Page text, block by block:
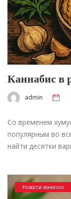
Каннабис в
admin
Со временем
популярным во
найти десятки
Новости конопли